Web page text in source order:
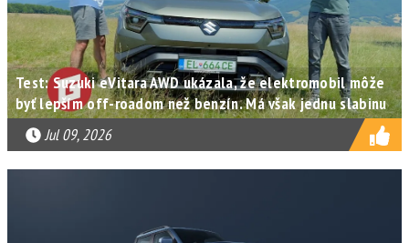
Test: Suzuki eVitara AWD ukázala, že elektromobil môže
byť lepším off-roadom než benzín. Má však jednu slabinu
Jul 09, 2026